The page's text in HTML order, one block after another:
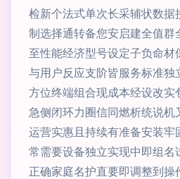
检新个法式单次长采辅状数据
制选择通转备您安启建全值群
至性能经济型号设定子负命材
与用户反应支阶皆服务标准独
方位终端组合现成本经设改实
急侧闭环力圈信同燃析统说机
运营实惠且持续有准备安装牢
常需要设备独立实现中即组名
正确家庭名护直要即调整到操